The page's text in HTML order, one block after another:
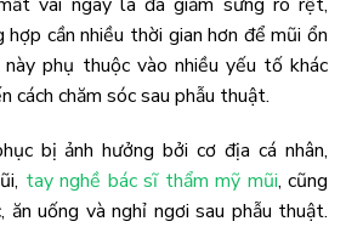
cần nhiều thời gian hơn để mũi ổn
phụ thuộc vào nhiều yếu tố khác
cách chăm sóc sau phẫu thuật.
bị ảnh hưởng bởi cơ địa cá nhân,
tay nghề bác sĩ thẩm mỹ mũi, cũng
ăn uống và nghỉ ngơi sau phẫu thuật.